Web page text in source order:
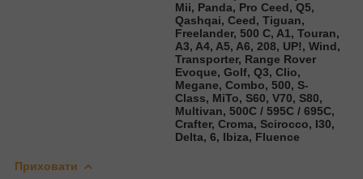
Mii, Panda, Pro Ceed, Q5,
Qashqai, Ceed, Tiguan,
Freelander, 500 C, A1, Touran,
A3, A4, A5, A6, 208, UP!, Wind,
Transporter, Range Rover
Evoque, Golf, Q3, Clio,
Megane, Combo, 500, S-
Class, MiTo, S60, V70, S80,
Multivan, 500C / 595C / 695C,
Crafter, Croma, Scirocco, I30,
Delta, 6, Ibiza, Fluence
Приховати